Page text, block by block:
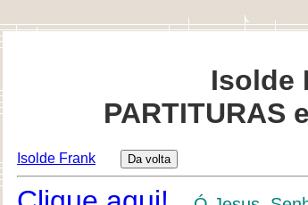
Isolde
PARTITURAS
Isolde Frank